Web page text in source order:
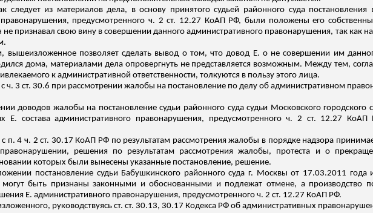
следует из материалов дела, в основу принятого судьей районного суда постановления
правонарушения, предусмотренного ч. 2 ст. 12.27 КоАП РФ, были положены его
не признавал свою вину в совершении данного административного правонарушения, так как
вышеизложенное позволяет сделать вывод о том, что довод Е. о не совершении им
дома, материалами дела опровергнуть не представляется возможным. Между тем,
к административной ответственности, толкуются в пользу этого лица.
с ч. 3 ст. 30.6 при рассмотрении жалобы на постановление по делу об административном
доводов жалобы на постановление судьи районного суда судьи Московского городского
Е. состава административного правонарушения, предусмотренного ч. 2 ст. 12.27
с п. 4 ч. 2 ст. 30.17 КоАП РФ по результатам рассмотрения жалобы в порядке надзора
решения по результатам рассмотрения жалобы, протеста и о
которых были вынесены указанные постановление, решение.
постановление судьи Бабушкинского районного суда г. Москвы от 17.03.2011 года
быть признаны законными и обоснованными и подлежат отмене, а производство
Е. административного правонарушения, предусмотренного ч. 2 ст. 12.27 КоАП РФ.
руководствуясь ст. ст. 30.13, 30.17 Кодекса РФ об административных